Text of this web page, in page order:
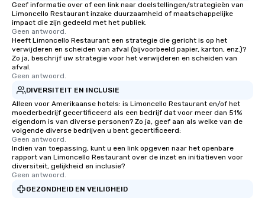
Geef informatie over of een link naar doelstellingen/strategieën van
Limoncello Restaurant inzake duurzaamheid of maatschappelijke
impact die zijn gedeeld met het publiek.
Geen antwoord.
Heeft Limoncello Restaurant een strategie die gericht is op het
verwijderen en scheiden van afval (bijvoorbeeld papier, karton, enz.)?
Zo ja, beschrijf uw strategie voor het verwijderen en scheiden van
afval.
Geen antwoord.
DIVERSITEIT EN INCLUSIE
Alleen voor Amerikaanse hotels: is Limoncello Restaurant en/of het
moederbedrijf gecertificeerd als een bedrijf dat voor meer dan 51%
eigendom is van diverse personen? Zo ja, geef aan als welke van de
volgende diverse bedrijven u bent gecertificeerd:
Geen antwoord.
Indien van toepassing, kunt u een link opgeven naar het openbare
rapport van Limoncello Restaurant over de inzet en initiatieven voor
diversiteit, gelijkheid en inclusie?
Geen antwoord.
GEZONDHEID EN VEILIGHEID